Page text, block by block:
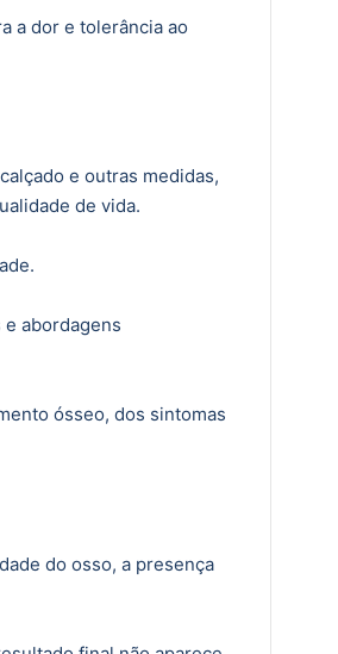
a dor e tolerância ao
e outras medidas,
de vida.
abordagens
ósseo, dos sintomas
do osso, a presença